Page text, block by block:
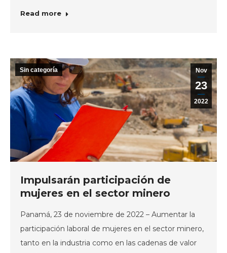
Read more
Nov
23
2022
Sin categoría
Impulsarán participación de
mujeres en el sector minero
Panamá, 23 de noviembre de 2022 – Aumentar la
participación laboral de mujeres en el sector minero,
tanto en la industria como en las cadenas de valor